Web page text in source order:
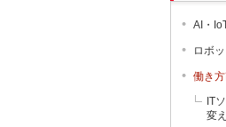
AI・
ロボッ
働き
IT
変